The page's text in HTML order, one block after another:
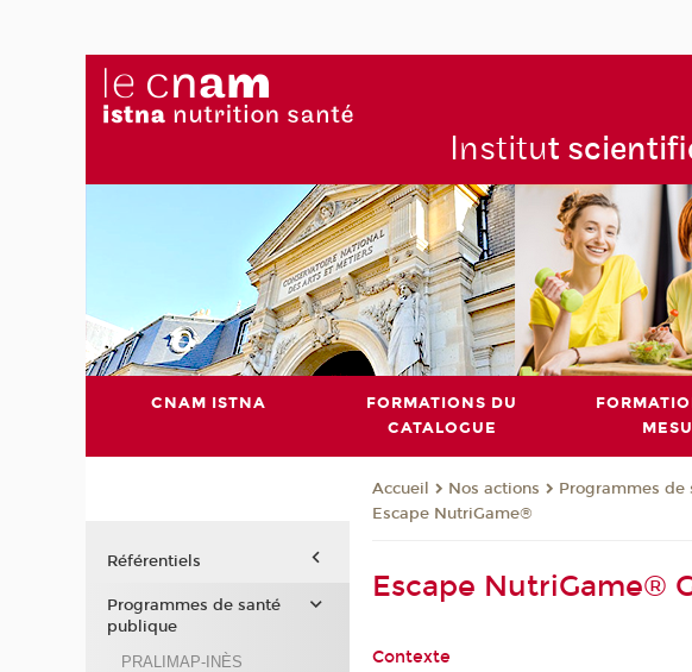
Institut
CNAM ISTNA
FORMATIONS DU
CATALOGUE
Accueil Nos actions
Programmes
Escape NutriGame®
Escape NutriGame®
Contexte
Référentiels
Programmes de santé
publique
PRALIMAP-INÈS